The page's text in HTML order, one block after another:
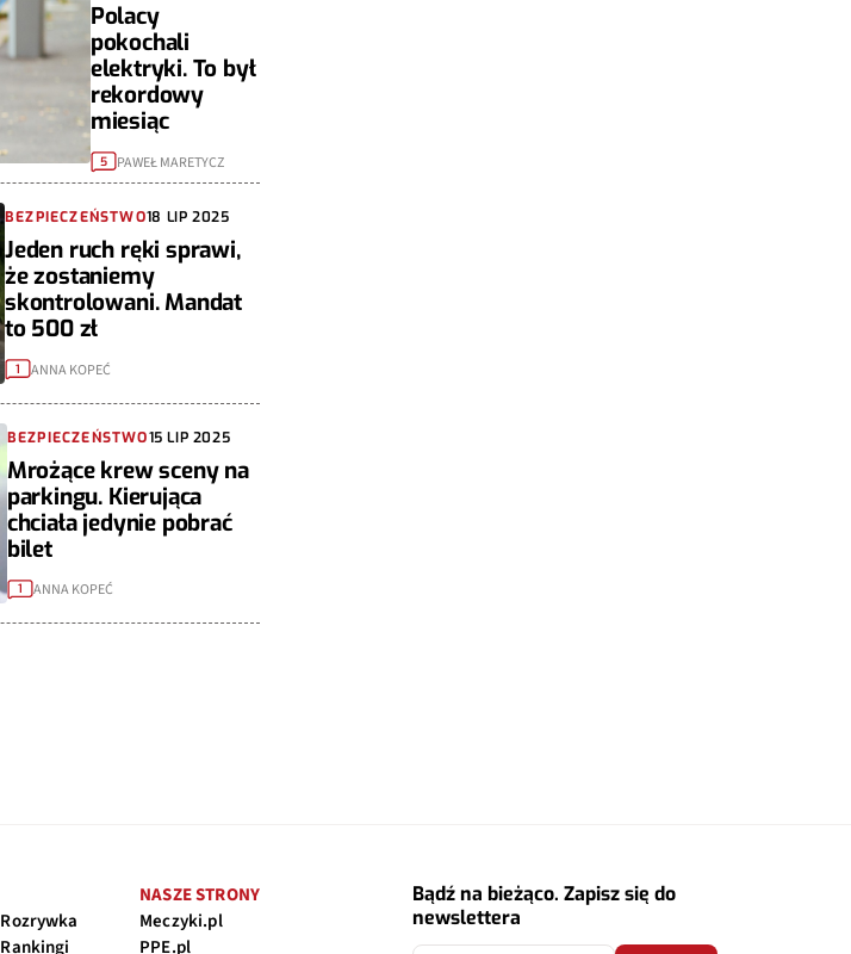
Polacy
pokochali
elektryki. To był
rekordowy
miesiąc
5 PAWEŁ MARETYCZ
BEZPIECZEŃSTWO18 LIP 2025
Jeden ruch ręki sprawi,
że zostaniemy
skontrolowani. Mandat
to 500 zł
1 ANNA KOPEĆ
BEZPIECZEŃSTWO15 LIP 2025
Mrożące krew sceny na
parkingu. Kierująca
chciała jedynie pobrać
bilet
1 ANNA KOPEĆ
Rozrywka
Rankingi
NASZE STRONY
Meczyki.pl
PPE.pl
Bądź na bieżąco. Zapisz się do
newslettera